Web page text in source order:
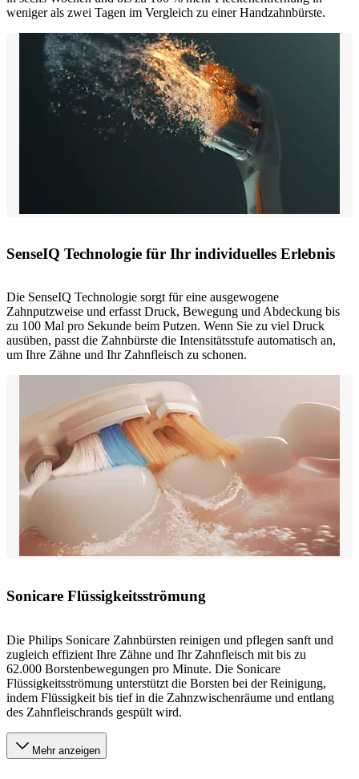
weniger als zwei Tagen im Vergleich zu einer Handzahnbürste.
SenseIQ Technologie für Ihr individuelles Erlebnis
Die SenseIQ Technologie sorgt für eine ausgewogene
Zahnputzweise und erfasst Druck, Bewegung und Abdeckung bis
zu 100 Mal pro Sekunde beim Putzen. Wenn Sie zu viel Druck
ausüben, passt die Zahnbürste die Intensitätsstufe automatisch an,
um Ihre Zähne und Ihr Zahnfleisch zu schonen.
Sonicare Flüssigkeitsströmung
Die Philips Sonicare Zahnbürsten reinigen und pflegen sanft und
zugleich effizient Ihre Zähne und Ihr Zahnfleisch mit bis zu
62.000 Borstenbewegungen pro Minute. Die Sonicare
Flüssigkeitsströmung unterstützt die Borsten bei der Reinigung,
indem Flüssigkeit bis tief in die Zahnzwischenräume und entlang
des Zahnfleischrands gespült wird.
Mehr anzeigen